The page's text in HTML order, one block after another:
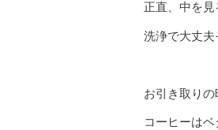
正直、中を見
洗浄で大丈夫
お引き取りの
コーヒーは